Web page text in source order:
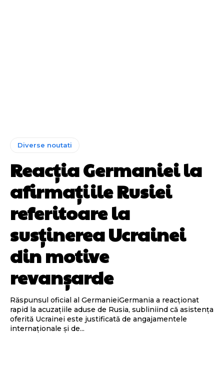
Diverse noutati
Reacția Germaniei la
afirmațiile Rusiei
referitoare la
susținerea Ucrainei
din motive
revanșarde
Răspunsul oficial al GermanieiGermania a reacționat
rapid la acuzațiile aduse de Rusia, subliniind că asistența
oferită Ucrainei este justificată de angajamentele
internaționale și de...